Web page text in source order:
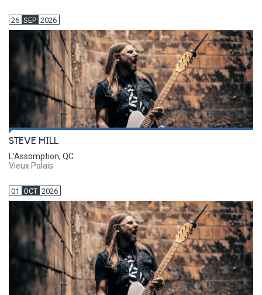
26 SEP 2026
STEVE HILL
L'Assomption, QC
Vieux Palais
01 OCT 2026